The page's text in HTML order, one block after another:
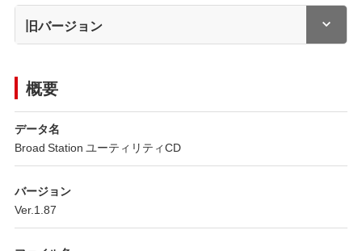
旧バージョン
概要
データ名
Broad Station ユーティリティCD
バージョン
Ver.1.87